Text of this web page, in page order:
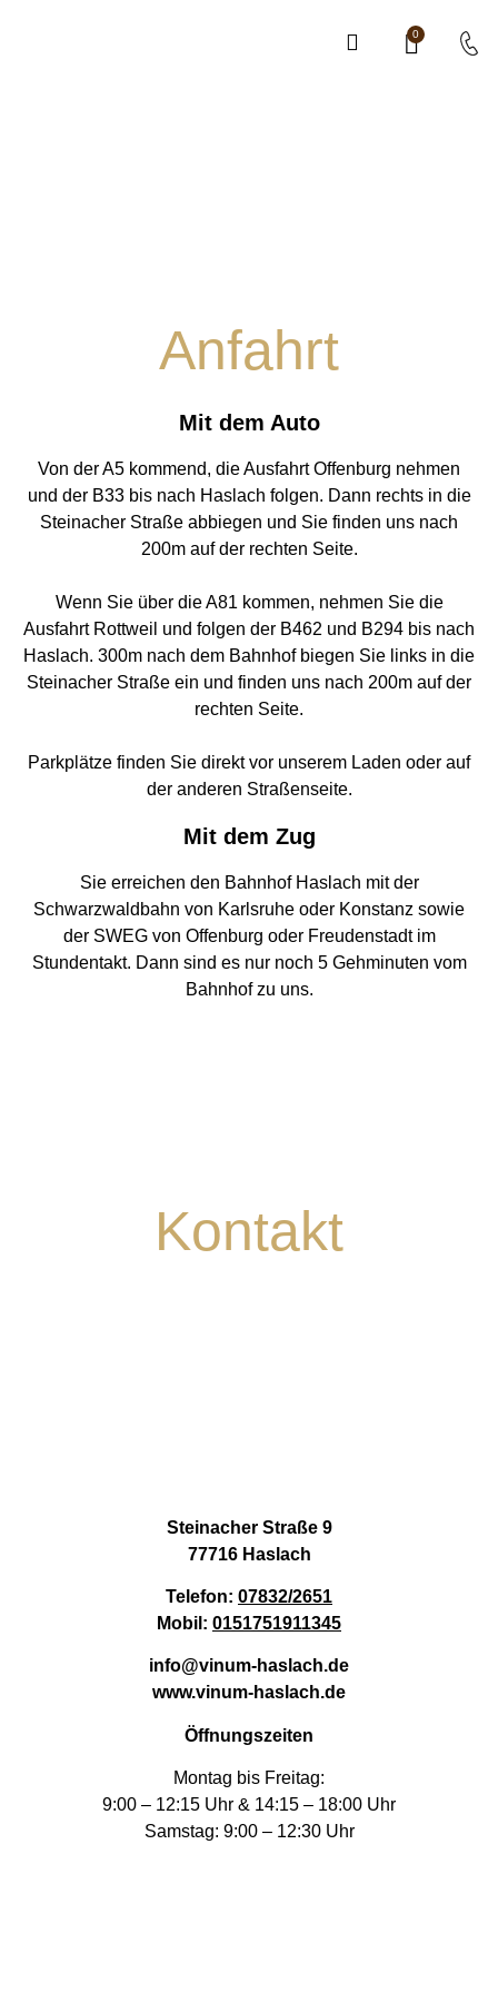
0
Anfahrt
Mit dem Auto
Von der A5 kommend, die Ausfahrt Offenburg nehmen
und der B33 bis nach Haslach folgen. Dann rechts in die
Steinacher Straße abbiegen und Sie finden uns nach
200m auf der rechten Seite.
Wenn Sie über die A81 kommen, nehmen Sie die
Ausfahrt Rottweil und folgen der B462 und B294 bis nach
Haslach. 300m nach dem Bahnhof biegen Sie links in die
Steinacher Straße ein und finden uns nach 200m auf der
rechten Seite.
Parkplätze finden Sie direkt vor unserem Laden oder auf
der anderen Straßenseite.
Mit dem Zug
Sie erreichen den Bahnhof Haslach mit der
Schwarzwaldbahn von Karlsruhe oder Konstanz sowie
der SWEG von Offenburg oder Freudenstadt im
Stundentakt. Dann sind es nur noch 5 Gehminuten vom
Bahnhof zu uns.
Kontakt
Steinacher Straße 9
77716 Haslach
Telefon: 07832/2651
Mobil: 0151751911345
info@vinum-haslach.de
www.vinum-haslach.de
Öffnungszeiten
Montag bis Freitag:
9:00 – 12:15 Uhr & 14:15 – 18:00 Uhr
Samstag: 9:00 – 12:30 Uhr